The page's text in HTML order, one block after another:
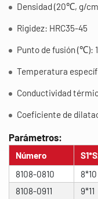
Densidad (20℃, g/
Rigidez: HRC35-45
Punto de fusión (℃):
Temperatura
Conductividad
Coeficiente de
Parámetros:
Número
8108-0810
8*10
8108-0911
9*11